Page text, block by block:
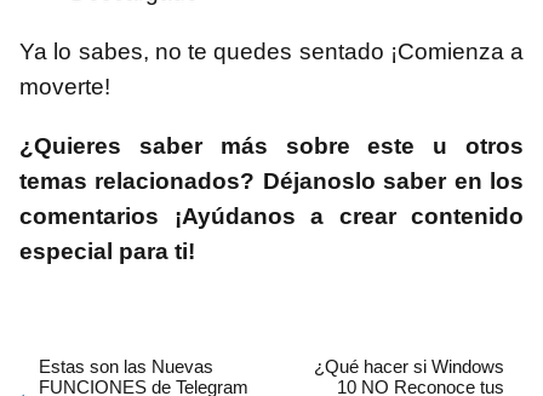
Ya lo sabes, no te quedes sentado ¡Comienza a
moverte!
¿Quieres saber más sobre este u otros
temas relacionados? Déjanoslo saber en los
comentarios ¡Ayúdanos a crear contenido
especial para ti!
Estas son las Nuevas
FUNCIONES de Telegram
¿Qué hacer si Windows
10 NO Reconoce tus